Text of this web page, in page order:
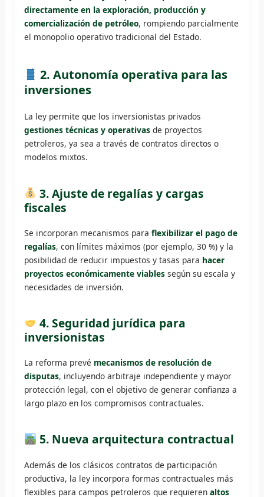
directamente en la exploración, producción y
comercialización de petróleo, rompiendo parcialmente
el monopolio operativo tradicional del Estado.
2. Autonomía operativa para las
inversiones
La ley permite que los inversionistas privados
gestiones técnicas y operativasde proyectos
petroleros, ya sea a través de contratos directos o
modelos mixtos.
3. Ajuste de regalías y cargas
fiscales
Se incorporan mecanismos para flexibilizar el pago de
regalías, con límites máximos (por ejemplo, 30 %) y la
posibilidad de reducir impuestos y tasas para hacer
proyectos económicamente viablessegún su escala y
necesidades de inversión.
4. Seguridad jurídica para
inversionistas
La reforma prevé mecanismos de resolución de
disputas, incluyendo arbitraje independiente y mayor
protección legal, con el objetivo de generar confianza a
largo plazo en los compromisos contractuales.
5. Nueva arquitectura contractual
Además de los clásicos contratos de participación
productiva, la ley incorpora formas contractuales más
flexibles para campos petroleros que requieren altos